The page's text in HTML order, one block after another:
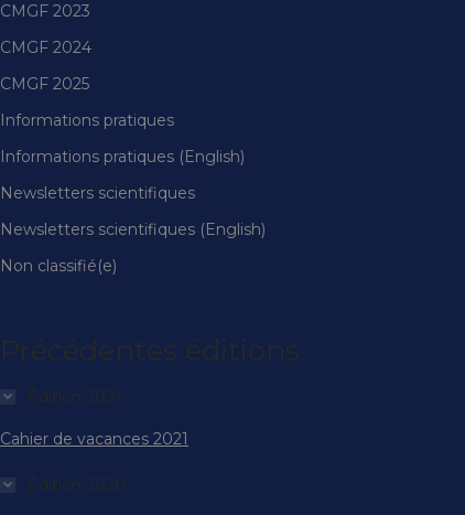
CMGF 2023
CMGF 2024
CMGF 2025
Informations pratiques
Informations pratiques (English)
Newsletters scientifiques
Newsletters scientifiques (English)
Non classifié(e)
Précédentes éditions
Édition 2021
Cahier de vacances 2021
Édition 2020